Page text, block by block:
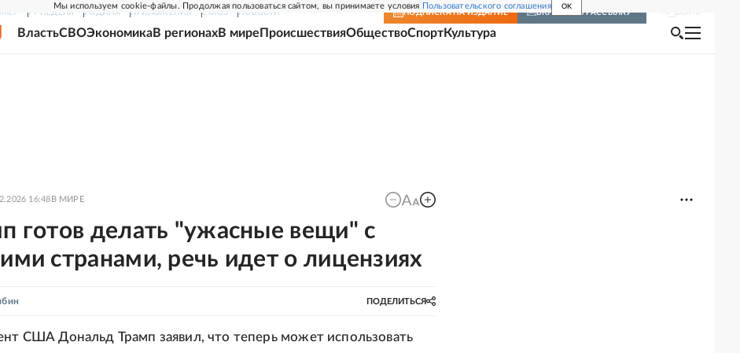
Мы используем cookie-файлы. Продолжая пользоваться сайтом, вы принимаете условия Пользовательского соглашения OK
РГ-НЕДЕЛЯ РОДИНА ПРИЛОЖЕНИЯ СОЮЗ НОВОСТИ ПОДПИСКА НА ИЗДАНИЕ ВКЛЮЧИТЬ РАССЫЛКУ
ВластьСВОЭкономикаВ регионахВ мире ПроисшествияОбществоСпортКультура
16:48 В МИРЕ
готов делать "ужасные вещи" с
странами, речь идет о лицензиях
ПОДЕЛИТЬСЯ
США Дональд Трамп заявил, что теперь может использовать